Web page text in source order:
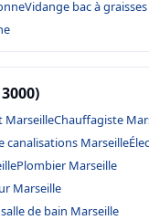
Vidange bac à
MarseilleChauffagiste
canalisations Marseille
Plombier Marseille
Marseille
de bain Marseille